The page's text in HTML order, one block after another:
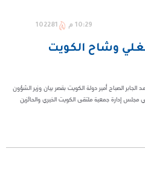
10:29 م 102281
وشاح الكويت
الصباح أمير دولة الكويت بقصر بيان وزير الشؤون
مجلس إدارة جمعية ملتقى الكويت الخيري والحائزين